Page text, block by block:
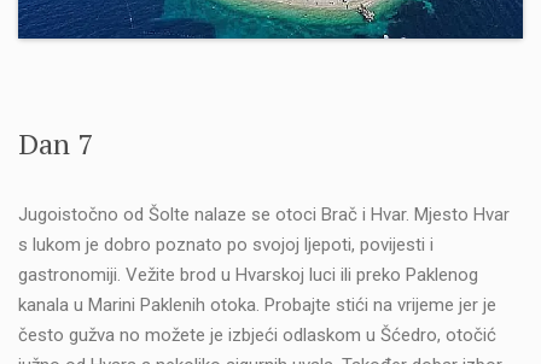
Dan 7
Jugoistočno od Šolte nalaze se otoci Brač i Hvar. Mjesto Hvar
s lukom je dobro poznato po svojoj ljepoti, povijesti i
gastronomiji. Vežite brod u Hvarskoj luci ili preko Paklenog
kanala u Marini Paklenih otoka. Probajte stići na vrijeme jer je
često gužva no možete je izbjeći odlaskom u Šćedro, otočić